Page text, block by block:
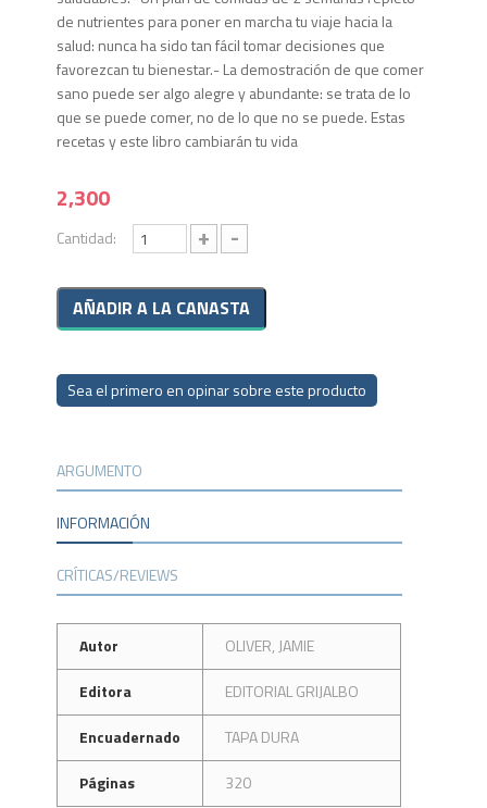
de nutrientes para poner en marcha tu viaje hacia la
salud: nunca ha sido tan fácil tomar decisiones que
favorezcan tu bienestar.- La demostración de que comer
sano puede ser algo alegre y abundante: se trata de lo
que se puede comer, no de lo que no se puede. Estas
recetas y este libro cambiarán tu vida
2,300
Cantidad: + -
Sea el primero en opinar sobre este producto
ARGUMENTO
INFORMACIÓN
CRÍTICAS/REVIEWS
Autor
OLIVER, JAMIE
Editora
EDITORIAL GRIJALBO
Encuadernado
TAPA DURA
Páginas
320